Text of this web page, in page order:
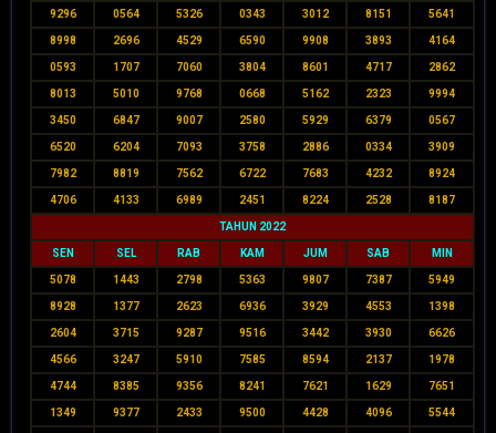
9296 0564 5326 0343 3012 8151 5641
8998 2696 4529 6590 9908 3893 4164
0593 1707 7060 3804 8601 4717 2862
8013 5010 9768 0668 5162 2323 9994
3450 6847 9007 2580 5929 6379 0567
6520 6204 7093 3758 2886 0334 3909
7982 8819 7562 6722 7683 4232 8924
4706 4133 6989 2451 8224 2528 8187
TAHUN 2022
SEN SEL RAB KAM JUM SAB MIN
5078 1443 2798 5363 9807 7387 5949
8928 1377 2623 6936 3929 4553 1398
2604 3715 9287 9516 3442 3930 6626
4566 3247 5910 7585 8594 2137 1978
4744 8385 9356 8241 7621 1629 7651
1349 9377 2433 9500 4428 4096 5544